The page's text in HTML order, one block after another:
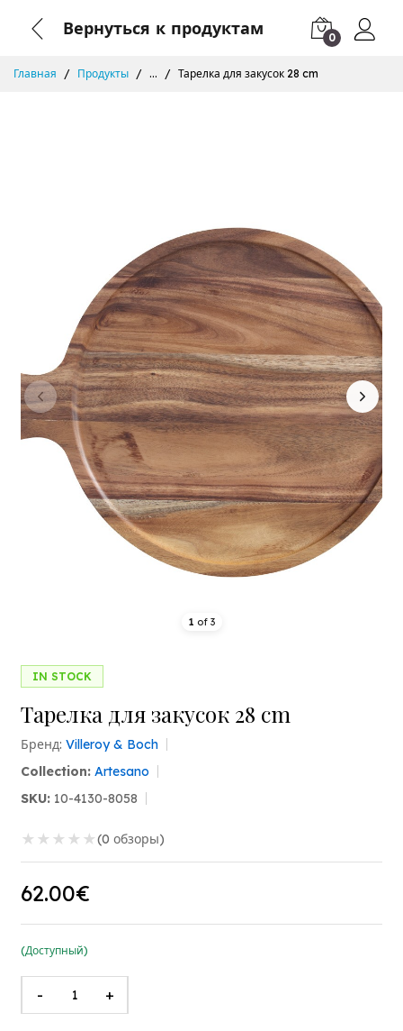
Вернуться к продуктам 0
Главная Продукты ... Тарелка для закусок 28 cm
1 of 3
IN STOCK
Тарелка для закусок 28 cm
Бренд: Villeroy & Boch
Collection: Artesano
SKU: 10-4130-8058
★ ★ ★ ★ ★(0 обзоры)
62.00€
(Доступный)
- +